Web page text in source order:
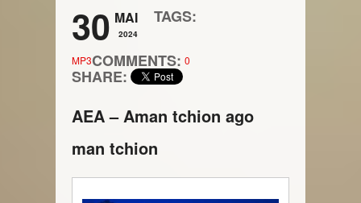
30 MAI
2024
TAGS:
MP3COMMENTS: 0
SHARE:
AEA – Aman tchion ago
man tchion